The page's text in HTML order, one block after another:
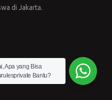
di Jakarta.
Apa yang Bisa
Bantu?